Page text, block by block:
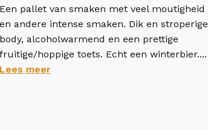
Een pallet van smaken met veel moutigheid
en andere intense smaken. Dik en stroperige
body, alcoholwarmend en een prettige
fruitige/hoppige toets. Echt een winterbier....
Lees meer